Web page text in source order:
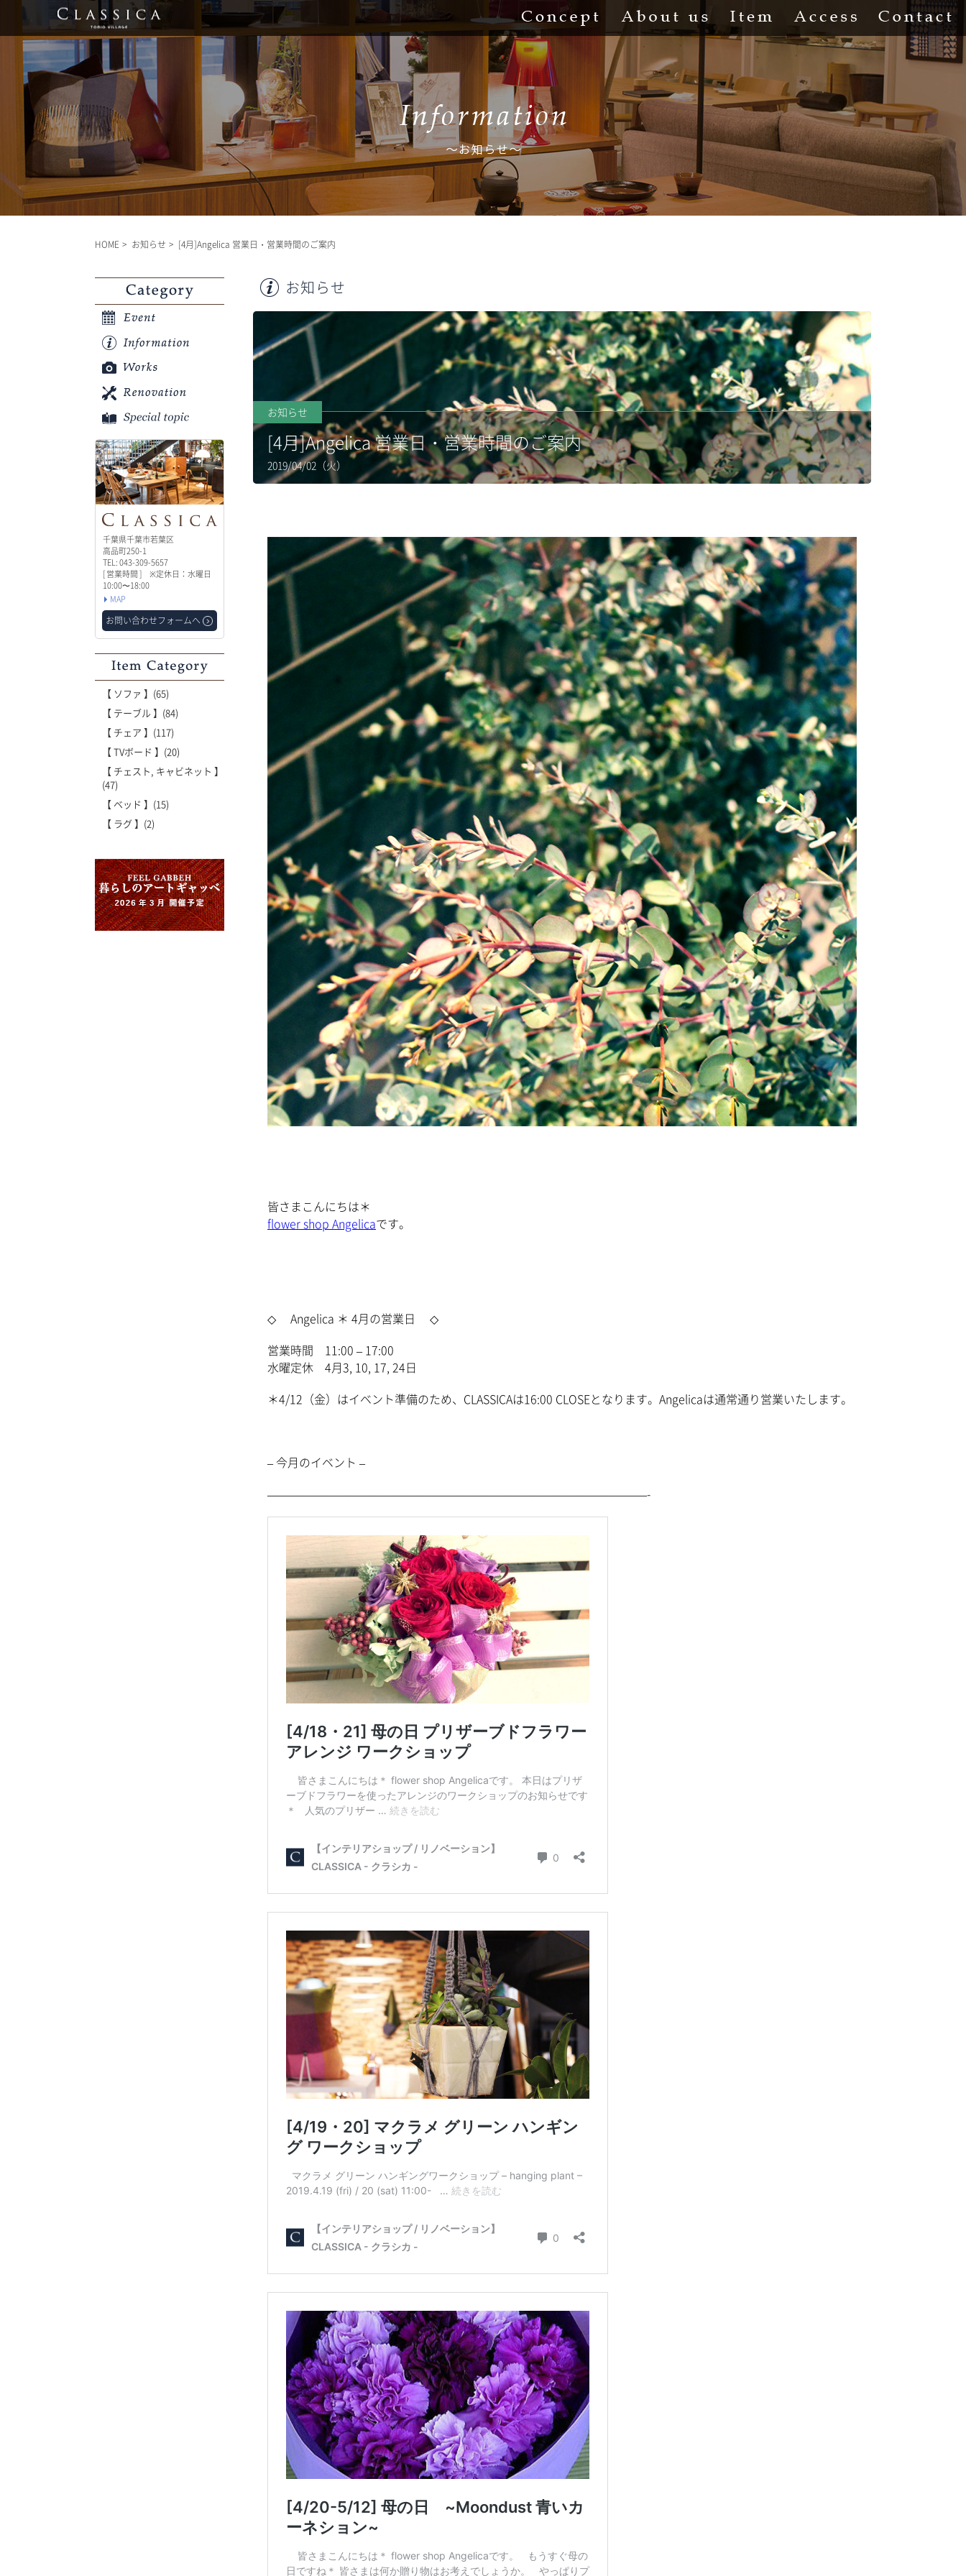
Concept About us Access
HOME お知らせ [4月]Angelica 営業日・営業時間のご案内
お知らせ
お知らせ
[4月]Angelica 営業日・営業時間のご案内
2019/04/02（火）
皆さまこんにちは＊
flower shop Angelicaです。
◇ Angelica ＊ 4月の営業日 ◇
営業時間 11:00 – 17:00
水曜定休 4月3, 10, 17, 24日
＊4/12（金）はイベント準備のため、CLASSICAは16:00 CLOSEとなります。Angelicaは通常通り営業いたします。
– 今月のイベント –
—————————————————————————————————-
Category
千葉県千葉市若葉区
高品町250-1
TEL: 043-309-5657
[ 営業時間 ] ※定休日：水曜日
10:00〜18:00
MAP
お問い合わせフォームへ
Item Category
【 ソファ 】(65)
【 テーブル 】(84)
【 チェア 】(117)
【 TVボード 】(20)
【 チェスト, キャビネット 】
(47)
【 ベッド 】(15)
【 ラグ 】(2)
'世界でたった一枚'に出会う 暮らしのアートギャッベ展